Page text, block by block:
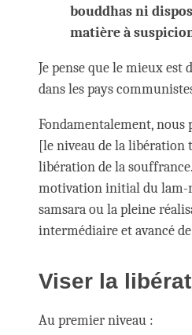
bouddhas ni
matière à
Je pense que le mieux
dans les pays
Fondamentalement, nous
[le niveau de la libération
libération de la
motivation initial du lam-
samsara ou la pleine
intermédiaire et avancé
Viser la
Au premier niveau :